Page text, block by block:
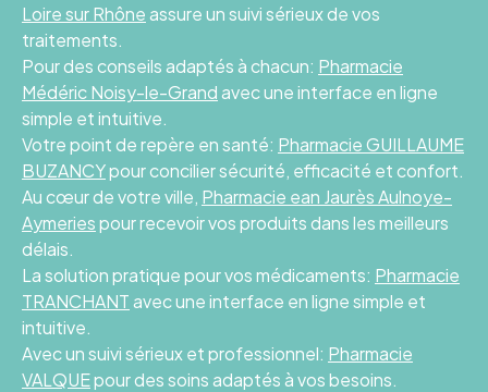
Loire sur Rhôneassure un suivi sérieux de vos
traitements.
Pour des conseils adaptés à chacun: Pharmacie
Médéric Noisy-le-Grandavec une interface en ligne
simple et intuitive.
Votre point de repère en santé: Pharmacie GUILLAUME
BUZANCYpour concilier sécurité, efficacité et confort.
Au cœur de votre ville, Pharmacie ean Jaurès Aulnoye-
Aymeriespour recevoir vos produits dans les meilleurs
délais.
La solution pratique pour vos médicaments: Pharmacie
TRANCHANTavec une interface en ligne simple et
intuitive.
Avec un suivi sérieux et professionnel: Pharmacie
VALQUEpour des soins adaptés à vos besoins.